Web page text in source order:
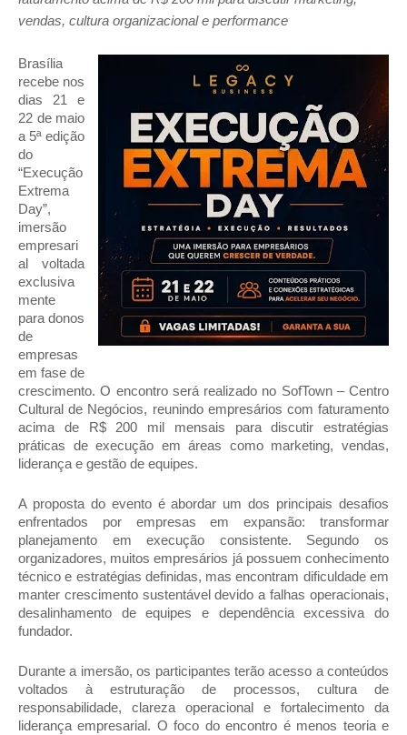
vendas, cultura organizacional e performance
Brasília
recebe nos
dias 21 e
22 de maio
a 5ª edição
do
“Execução
Extrema
Day”,
imersão
empresari
al voltada
exclusiva
mente
para donos
de
empresas
em fase de
crescimento. O encontro será realizado no SofTown – Centro
Cultural de Negócios, reunindo empresários com faturamento
acima de R$ 200 mil mensais para discutir estratégias
práticas de execução em áreas como marketing, vendas,
liderança e gestão de equipes.
A proposta do evento é abordar um dos principais desafios
enfrentados por empresas em expansão: transformar
planejamento em execução consistente. Segundo os
organizadores, muitos empresários já possuem conhecimento
técnico e estratégias definidas, mas encontram dificuldade em
manter crescimento sustentável devido a falhas operacionais,
desalinhamento de equipes e dependência excessiva do
fundador.
Durante a imersão, os participantes terão acesso a conteúdos
voltados à estruturação de processos, cultura de
responsabilidade, clareza operacional e fortalecimento da
liderança empresarial. O foco do encontro é menos teoria e